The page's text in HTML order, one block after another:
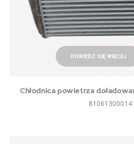
DOWIEDZ SIĘ WIĘCEJ
Chłodnica powietrza
81061300014